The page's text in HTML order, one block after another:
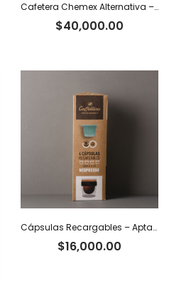
Cafetera Chemex Alternativa – 800 ml
$40,000.00
Cápsulas Recargables – Aptas Nespresso x 4
$16,000.00